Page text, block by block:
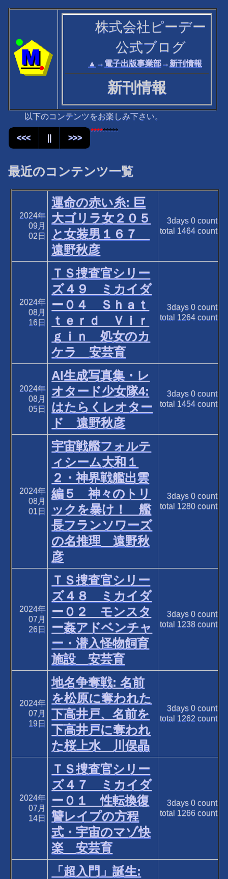
株式会社ピーデー
公式ブログ
▲ → 電子出版事業部→ 新刊情報
新刊情報
以下のコンテンツをお楽しみ下さい。
<<< || >>>
*********
最近のコンテンツ一覧
2024年
09月
02日
運命の赤い糸: 巨
大ゴリラ女２０５
と女装男１６７
遠野秋彦
3days 0count
total 1464count
2024年
08月
16日
ＴＳ捜査官シリー
ズ４９ ミカイダ
ー０４ Ｓｈａｔ
ｔｅｒｄ Ｖｉｒ
ｇｉｎ 処女のカ
ケラ 安芸育
3days 0count
total 1264count
2024年
08月
05日
AI生成写真集・レ
オタード少女隊4:
はたらくレオター
ド 遠野秋彦
3days 0count
total 1454count
2024年
08月
01日
宇宙戦艦フォルテ
ィシーム大和１
２・神界戦艦出雲
編５ 神々のトリ
ックを暴け！ 艦
長フランソワーズ
の名推理 遠野秋
彦
3days 0count
total 1280count
2024年
07月
26日
ＴＳ捜査官シリー
ズ４８ ミカイダ
ー０２ モンスタ
ー姦アドベンチャ
ー・潜入怪物飼育
施設 安芸育
3days 0count
total 1238count
2024年
07月
19日
地名争奪戦: 名前
を松原に奪われた
下高井戸、名前を
下高井戸に奪われ
た桜上水 川俣晶
3days 0count
total 1262 count
2024年
07月
14日
ＴＳ捜査官シリー
ズ４７ ミカイダ
ー０１ 性転換復
讐レイプの方程
式・宇宙のマゾ快
楽 安芸育
3days 0count
total 1266count
「超入門」誕生: